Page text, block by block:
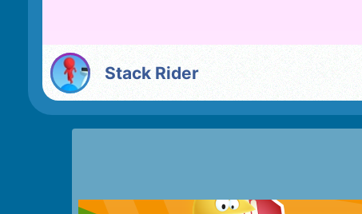
Stack Rider